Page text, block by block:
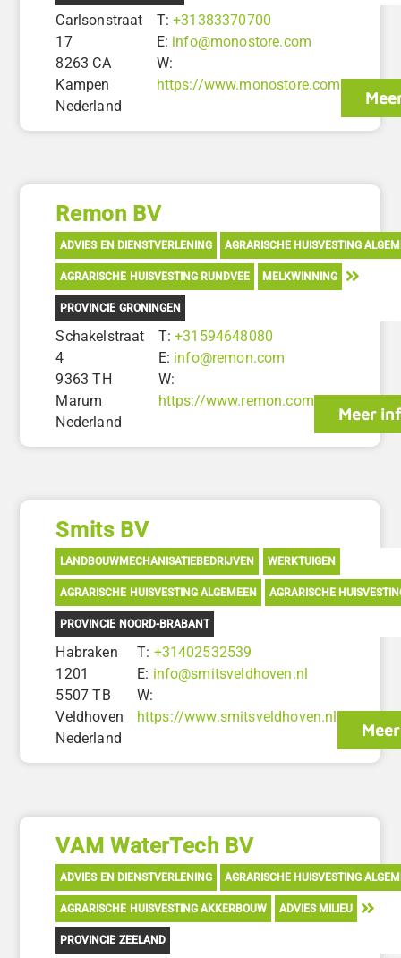
Carlsonstraat
17
8263 CA
Kampen
Nederland
T:+31383370700
E: info@monostore.com
W:
https://www.monostore.com
Remon BV
ADVIES EN DIENSTVERLENING AGRARISCHE HUISVESTING
AGRARISCHE HUISVESTING RUNDVEE MELKWINNING
PROVINCIE GRONINGEN
Schakelstraat
4
9363 TH
Marum
Nederland
T:+31594648080
E: info@remon.com
W:
https://www.remon.com
Meer
Smits BV
LANDBOUWMECHANISATIEBEDRIJVEN WERKTUIGEN
AGRARISCHE HUISVESTING ALGEMEEN AGRARISCHE
PROVINCIE NOORD-BRABANT
Habraken
1201
5507 TB
Veldhoven
Nederland
T: +31402532539
E: info@smitsveldhoven.nl
W:
https://www.smitsveldhoven.nl
VAM WaterTech BV
ADVIES EN DIENSTVERLENING AGRARISCHE HUISVESTING
AGRARISCHE HUISVESTING AKKERBOUW ADVIES MILIEU
PROVINCIE ZEELAND